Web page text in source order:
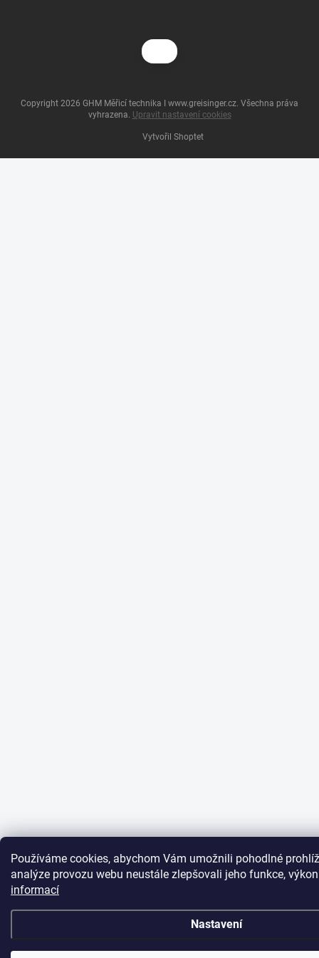
Používáme cookies, abychom Vám umožnili pohodlné
analýze provozu webu neustále zlepšovali jeho funkce,
informací
Nastavení
Vytvořil Shoptet
Copyright 2026 GHM Měřicí technika I www.greisinger.cz. Všechna práva
vyhrazena. Upravit nastavení cookies